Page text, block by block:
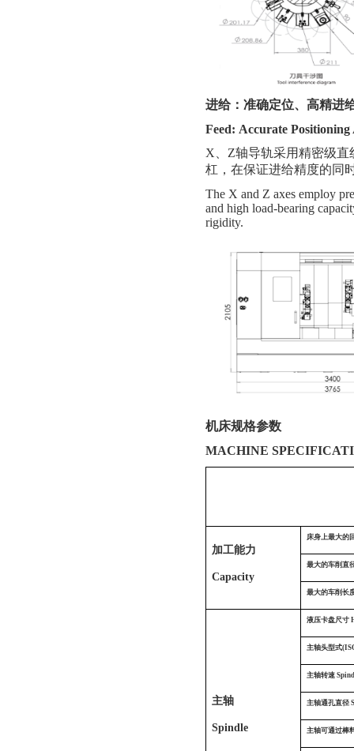
进给：准确定位、高精进
Feed: Accurate Positioning
X、Z轴导轨采用精密级直
杠，在保证进给精度的同
The X and Z axes employ
and high load-bearing
rigidity.
机床规格参数
MACHINE
加工能力
Capacity
床身上最大的
最大的车削直
最大的车削长
主轴
Spindle
液压卡盘尺寸
主轴头型式
主轴转速
主轴通孔直径
主轴可通过棒